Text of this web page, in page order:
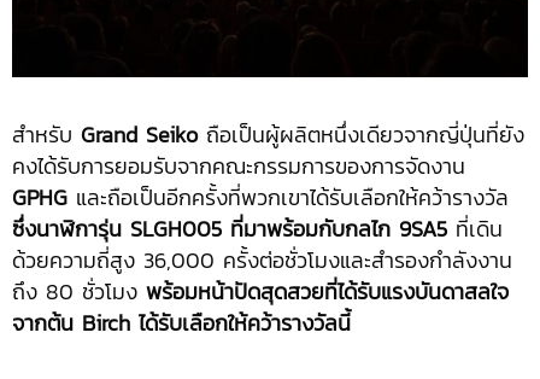
สำหรับ Grand Seikoถือเป็นผู้ผลิตหนึ่งเดียวจากญี่ปุ่นที่ยัง
คงได้รับการยอมรับจากคณะกรรมการของการจัดงาน
GPHG และถือเป็นอีกครั้งที่พวกเขาได้รับเลือกให้คว้ารางวัล
ซึ่งนาฬิการุ่น SLGH005 ที่มาพร้อมกับกลไก 9SA5 ที่เดิน
ด้วยความถี่สูง 36,000 ครั้งต่อชั่วโมงและสำรองกำลังงาน
ถึง 80 ชั่วโมง พร้อมหน้าปัดสุดสวยที่ได้รับแรงบันดาสลใจ
จากต้น Birch ได้รับเลือกให้คว้ารางวัลนี้